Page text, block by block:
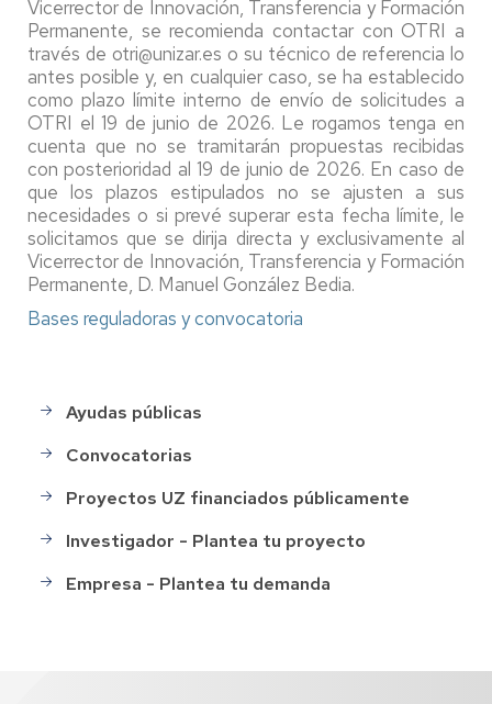
Vicerrector de Innovación, Transferencia y Formación
Permanente, se recomienda contactar con OTRI a
través de otri@unizar.es o su técnico de referencia lo
antes posible y, en cualquier caso, se ha establecido
como plazo límite interno de envío de solicitudes a
OTRI el 19 de junio de 2026. Le rogamos tenga en
cuenta que no se tramitarán propuestas recibidas
con posterioridad al 19 de junio de 2026. En caso de
que los plazos estipulados no se ajusten a sus
necesidades o si prevé superar esta fecha límite, le
solicitamos que se dirija directa y exclusivamente al
Vicerrector de Innovación, Transferencia y Formación
Permanente, D. Manuel González Bedia.
Bases reguladoras y convocatoria
menu_financiacion
Ayudas públicas
Convocatorias
Proyectos UZ financiados públicamente
Investigador - Plantea tu proyecto
Empresa - Plantea tu demanda